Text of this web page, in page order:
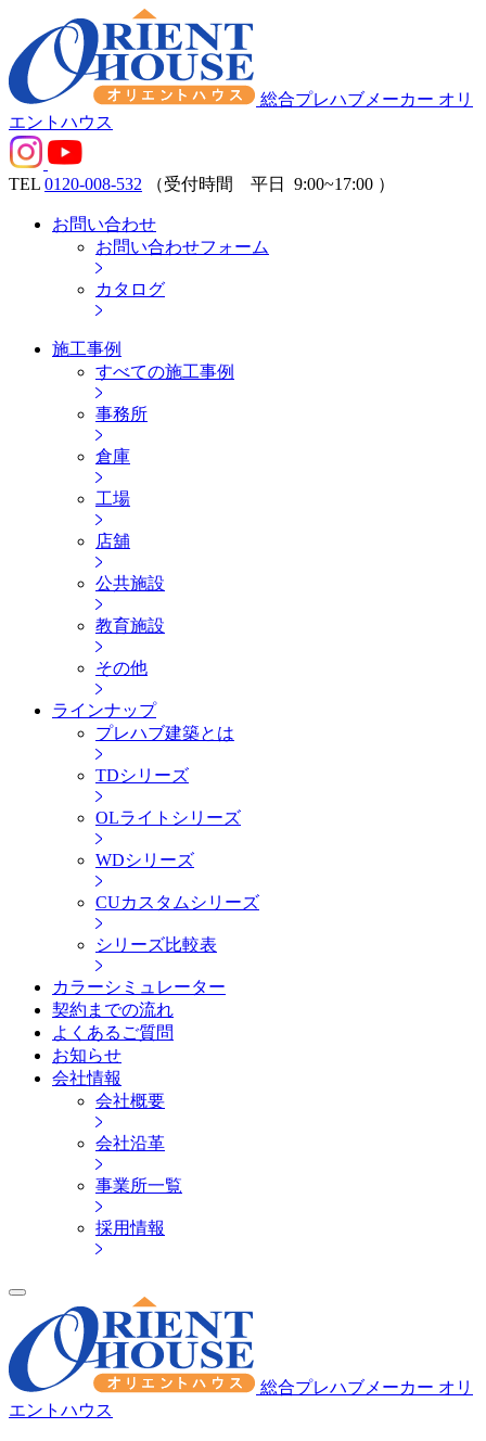
総合プレハブメーカー オリ
エントハウス
TEL 0120-008-532 （受付時間 平日 9:00~17:00 ）
お問い合わせ
お問い合わせフォーム
カタログ
施工事例
すべての施工事例
事務所
倉庫
工場
店舖
公共施設
教育施設
その他
ラインナップ
プレハブ建築とは
TDシリーズ
OLライトシリーズ
WDシリーズ
CUカスタムシリーズ
シリーズ比較表
カラーシミュレーター
契約までの流れ
よくあるご質問
お知らせ
会社情報
会社概要
会社沿革
事業所一覧
採用情報
総合プレハブメーカー オリ
エントハウス